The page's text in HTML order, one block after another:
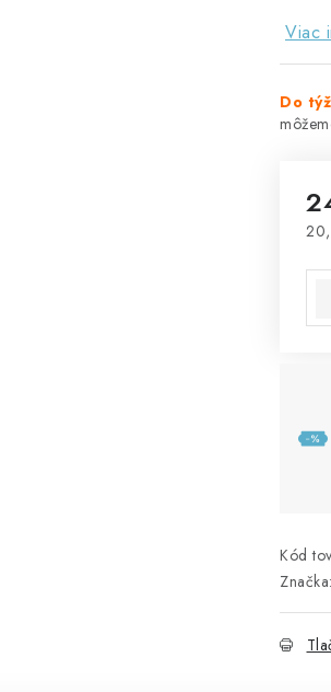
Viac
Do
Kód
Značka: